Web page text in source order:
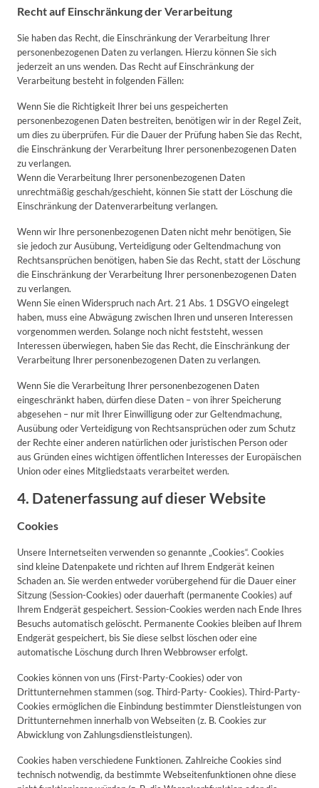
Recht auf Einschränkung der Verarbeitung
Sie haben das Recht, die Einschränkung der Verarbeitung Ihrer
personenbezogenen Daten zu verlangen. Hierzu können Sie sich
jederzeit an uns wenden. Das Recht auf Einschränkung der
Verarbeitung besteht in folgenden Fällen:
Wenn Sie die Richtigkeit Ihrer bei uns gespeicherten
personenbezogenen Daten bestreiten, benötigen wir in der Regel Zeit,
um dies zu überprüfen. Für die Dauer der Prüfung haben Sie das Recht,
die Einschränkung der Verarbeitung Ihrer personenbezogenen Daten
zu verlangen.
Wenn die Verarbeitung Ihrer personenbezogenen Daten
unrechtmäßig geschah/geschieht, können Sie statt der Löschung die
Einschränkung der Datenverarbeitung verlangen.
Wenn wir Ihre personenbezogenen Daten nicht mehr benötigen, Sie
sie jedoch zur Ausübung, Verteidigung oder Geltendmachung von
Rechtsansprüchen benötigen, haben Sie das Recht, statt der Löschung
die Einschränkung der Verarbeitung Ihrer personenbezogenen Daten
zu verlangen.
Wenn Sie einen Widerspruch nach Art. 21 Abs. 1 DSGVO eingelegt
haben, muss eine Abwägung zwischen Ihren und unseren Interessen
vorgenommen werden. Solange noch nicht feststeht, wessen
Interessen überwiegen, haben Sie das Recht, die Einschränkung der
Verarbeitung Ihrer personenbezogenen Daten zu verlangen.
Wenn Sie die Verarbeitung Ihrer personenbezogenen Daten
eingeschränkt haben, dürfen diese Daten – von ihrer Speicherung
abgesehen – nur mit Ihrer Einwilligung oder zur Geltendmachung,
Ausübung oder Verteidigung von Rechtsansprüchen oder zum Schutz
der Rechte einer anderen natürlichen oder juristischen Person oder
aus Gründen eines wichtigen öffentlichen Interesses der Europäischen
Union oder eines Mitgliedstaats verarbeitet werden.
4. Datenerfassung auf dieser Website
Cookies
Unsere Internetseiten verwenden so genannte „Cookies“. Cookies
sind kleine Datenpakete und richten auf Ihrem Endgerät keinen
Schaden an. Sie werden entweder vorübergehend für die Dauer einer
Sitzung (Session-Cookies) oder dauerhaft (permanente Cookies) auf
Ihrem Endgerät gespeichert. Session-Cookies werden nach Ende Ihres
Besuchs automatisch gelöscht. Permanente Cookies bleiben auf Ihrem
Endgerät gespeichert, bis Sie diese selbst löschen oder eine
automatische Löschung durch Ihren Webbrowser erfolgt.
Cookies können von uns (First-Party-Cookies) oder von
Drittunternehmen stammen (sog. Third-Party- Cookies). Third-Party-
Cookies ermöglichen die Einbindung bestimmter Dienstleistungen von
Drittunternehmen innerhalb von Webseiten (z. B. Cookies zur
Abwicklung von Zahlungsdienstleistungen).
Cookies haben verschiedene Funktionen. Zahlreiche Cookies sind
technisch notwendig, da bestimmte Webseitenfunktionen ohne diese